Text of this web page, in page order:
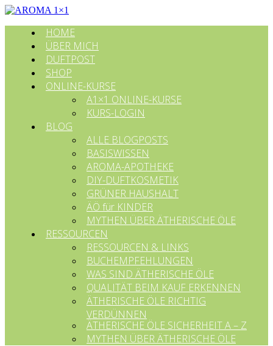
HOME
ÜBER MICH
DUFTPOST
SHOP
ONLINE-KURSE
A1×1 ONLINE-KURSE
KURS-LOGIN
BLOG
ALLE BLOGPOSTS
BASISWISSEN
AROMA-APOTHEKE
DIY-DUFTKOSMETIK
GRÜNER HAUSHALT
ÄÖ für KINDER
MYTHEN ÜBER ÄTHERISCHE ÖLE
RESSOURCEN
RESSOURCEN & LINKS
BUCHEMPFEHLUNGEN
WAS SIND ÄTHERISCHE ÖLE
QUALITÄT BEIM KAUF ERKENNEN
ÄTHERISCHE ÖLE RICHTIG
VERDÜNNEN
ÄTHERISCHE ÖLE SICHERHEIT A – Z
MYTHEN ÜBER ÄTHERISCHE ÖLE